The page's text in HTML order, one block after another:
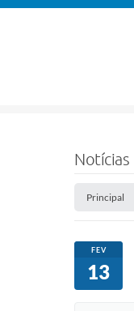
Notícias
Principal
FEV
13